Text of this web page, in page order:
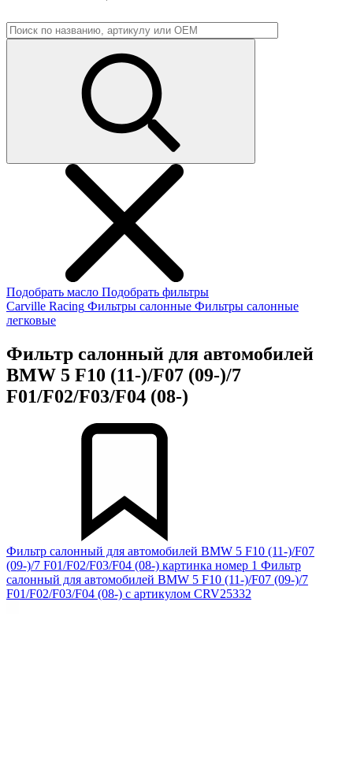
Подобрать масло Подобрать фильтры
Carville Racing Фильтры салонные Фильтры салонные
легковые
Фильтр салонный для автомобилей
BMW 5 F10 (11-)/F07 (09-)/7
F01/F02/F03/F04 (08-)
Фильтр салонный для автомобилей BMW 5 F10 (11-)/F07
(09-)/7 F01/F02/F03/F04 (08-) картинка номер 1 Фильтр
салонный для автомобилей BMW 5 F10 (11-)/F07 (09-)/7
F01/F02/F03/F04 (08-) с артикулом CRV25332